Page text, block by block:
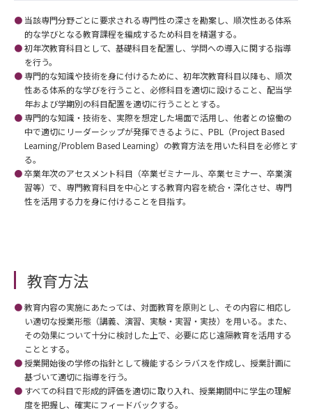
当該専門分野ごとに要求される専門性の深さを勘案し、順次性ある体系
的な学びとなる教育課程を編成するため科目を精選する。
初年次教育科目として、基礎科目を配置し、学問への導入に関する指導
を行う。
専門的な知識や技術を身に付けるために、初年次教育科目以降も、順次
性ある体系的な学びを行うこと、必修科目を適切に設けること、配当学
年および学期別の科目配置を適切に行うこととする。
専門的な知識・技術を、実際を想定した場面で活用し、他者との協働の
中で適切にリーダーシップが発揮できるように、PBL（Project Based
Learning/Problem Based Learning）の教育方法を用いた科目を必修とす
る。
卒業年次のアセスメント科目（卒業ゼミナール、卒業セミナー、卒業演
習等）で、専門教育科目を中心とする教育内容を統合・深化させ、専門
性を活用する力を身に付けることを目指す。
教育方法
教育内容の実施にあたっては、対面教育を原則とし、その内容に相応し
い適切な授業形態（講義、演習、実験・実習・実技）を用いる。また、
その効果について十分に検討した上で、必要に応じ遠隔教育を活用する
こととする。
授業開始後の学修の指針として機能するシラバスを作成し、授業計画に
基づいて適切に指導を行う。
すべての科目で形成的評価を適切に取り入れ、授業期間中に学生の理解
度を把握し、確実にフィードバックする。